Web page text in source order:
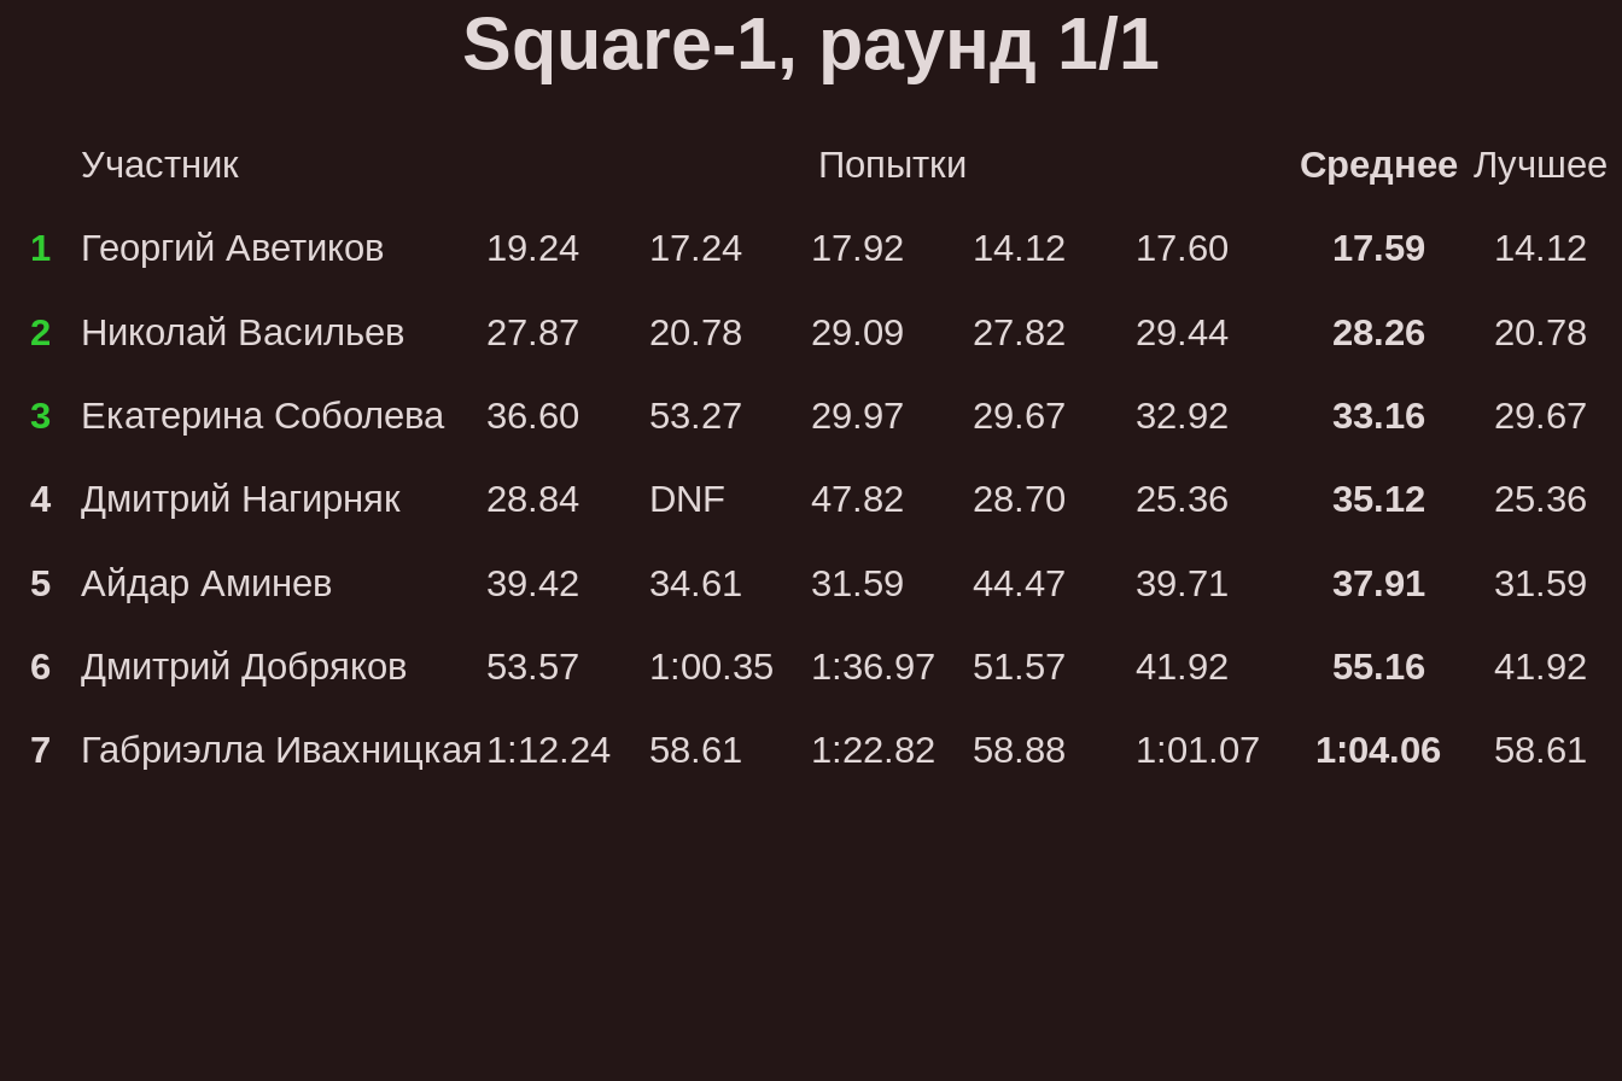
Square-1, раунд 1/1
Участник Попытки Среднее Лучшее
1
Георгий Аветиков 19.24 17.24 17.92 14.12 17.60 17.59
14.12
2
Николай Васильев 27.87 20.78 29.09 27.82 29.44 28.26
20.78
3
Екатерина Соболева 36.60 53.27 29.97 29.67 32.92 33.16
29.67
4
Дмитрий Нагирняк 28.84 DNF 47.82 28.70 25.36 35.12
25.36
5
Айдар Аминев 39.42 34.61 31.59 44.47 39.71 37.91
31.59
6
Дмитрий Добряков 53.57 1:00.35 1:36.97 51.57 41.92 55.16
41.92
7
Габриэлла Ивахницкая 1:12.24 58.61 1:22.82 58.88 1:01.07 1:04.06 58.61